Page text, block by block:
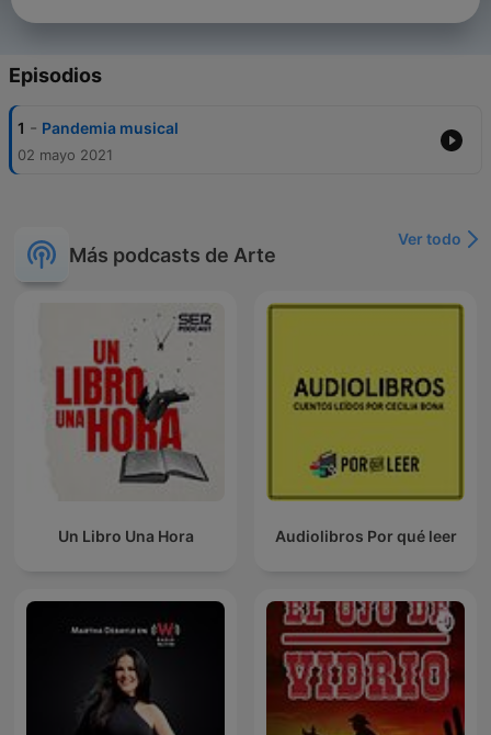
Episodios
1 - Pandemia musical
02 mayo 2021
Más podcasts de Arte
Ver todo
Un Libro Una Hora Audiolibros Por qué leer